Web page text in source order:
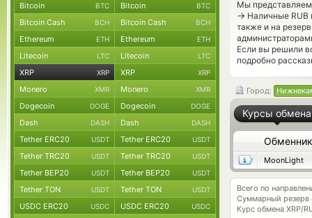
Мы представляем
→ Наличные RUB
также и на
Если вы решили
подробно
Город:
Курсы обмена
Обменник
MoonLight
Всего по
Суммарный резерв
Курс обмена XRP/
Bitcoin BTC Bitcoin BTC
Bitcoin Cash BCH Bitcoin Cash BCH
Ethereum ETH Ethereum ETH
Litecoin LTC Litecoin LTC
XRP XRP XRP XRP
Monero XMR Monero XMR
Dogecoin DOGE Dogecoin DOGE
Dash DASH Dash DASH
Tether ERC20 USDT Tether ERC20 USDT
Tether TRC20 USDT Tether TRC20 USDT
Tether BEP20 USDT Tether BEP20 USDT
Tether TON USDT Tether TON USDT
USDC ERC20 USDC USDC ERC20 USDC